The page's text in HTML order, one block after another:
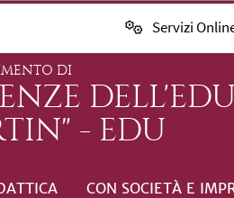
Servizi
DI
- EDU
CON SOCIETÀ E